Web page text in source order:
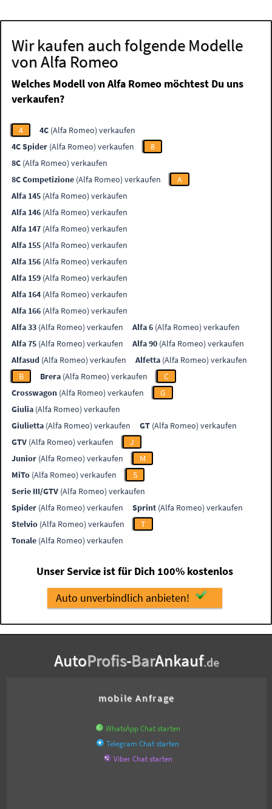
Wir kaufen auch folgende Modelle
von Alfa Romeo
Welches Modell von Alfa Romeo möchtest Du uns
verkaufen?
4 4C (Alfa Romeo) verkaufen
4C Spider (Alfa Romeo) verkaufen
8
8C (Alfa Romeo) verkaufen
8C Competizione (Alfa Romeo) verkaufen
A
Alfa 145 (Alfa Romeo) verkaufen
Alfa 146 (Alfa Romeo) verkaufen
Alfa 147 (Alfa Romeo) verkaufen
Alfa 155 (Alfa Romeo) verkaufen
Alfa 156 (Alfa Romeo) verkaufen
Alfa 159 (Alfa Romeo) verkaufen
Alfa 164 (Alfa Romeo) verkaufen
Alfa 166 (Alfa Romeo) verkaufen
Alfa 33 (Alfa Romeo) verkaufen Alfa 6 (Alfa Romeo) verkaufen
Alfa 75 (Alfa Romeo) verkaufen Alfa 90 (Alfa Romeo) verkaufen
Alfasud (Alfa Romeo) verkaufen Alfetta (Alfa Romeo) verkaufen
B
Brera (Alfa Romeo) verkaufen
C
Crosswagon (Alfa Romeo) verkaufen
G
Giulia (Alfa Romeo) verkaufen
Giulietta (Alfa Romeo) verkaufen GT (Alfa Romeo) verkaufen
GTV (Alfa Romeo) verkaufen
J
Junior (Alfa Romeo) verkaufen
M
MiTo (Alfa Romeo) verkaufen
S
Serie III/GTV (Alfa Romeo) verkaufen
Spider (Alfa Romeo) verkaufen Sprint (Alfa Romeo) verkaufen
Stelvio (Alfa Romeo) verkaufen
T
Tonale (Alfa Romeo) verkaufen
Unser Service ist für Dich 100% kostenlos
Auto unverbindlich anbieten!
AutoProfis-BarAnkauf.de
mobile Anfrage
WhatsApp Chat starten
Telegram Chat starten
Viber Chat starten